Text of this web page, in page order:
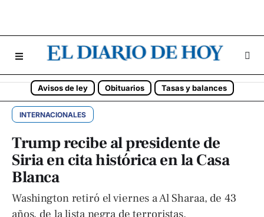
Avisos de ley Obituarios Tasas y balances
INTERNACIONALES
Trump recibe al presidente de
Siria en cita histórica en la Casa
Blanca
Washington retiró el viernes a Al Sharaa, de 43
años, de la lista negra de terroristas.